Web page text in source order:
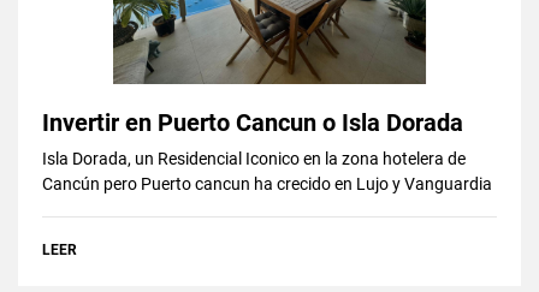
Invertir en Puerto Cancun o Isla Dorada
Isla Dorada, un Residencial Iconico en la zona hotelera de
Cancún pero Puerto cancun ha crecido en Lujo y Vanguardia
LEER